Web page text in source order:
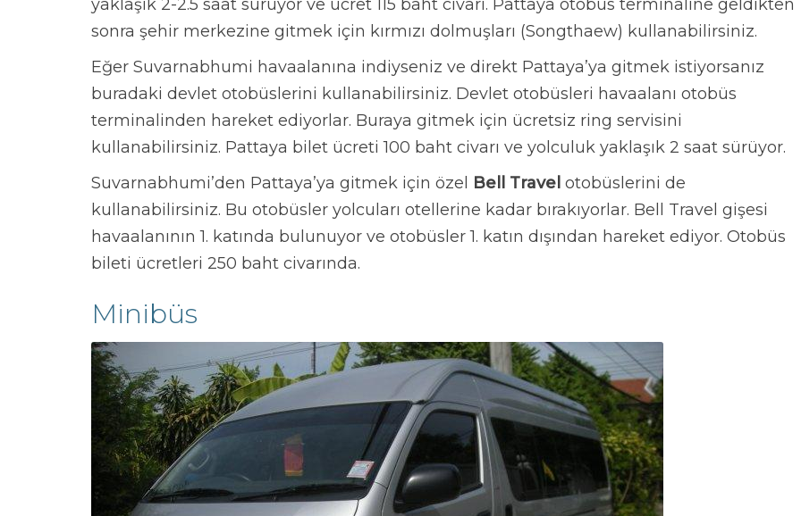
yaklaşık 2-2.5 saat sürüyor ve ücret 115 baht civarı. Pattaya otobüs terminaline geldikten
sonra şehir merkezine gitmek için kırmızı dolmuşları (Songthaew) kullanabilirsiniz.
Eğer Suvarnabhumi havaalanına indiyseniz ve direkt Pattaya’ya gitmek istiyorsanız
buradaki devlet otobüslerini kullanabilirsiniz. Devlet otobüsleri havaalanı otobüs
terminalinden hareket ediyorlar. Buraya gitmek için ücretsiz ring servisini
kullanabilirsiniz. Pattaya bilet ücreti 100 baht civarı ve yolculuk yaklaşık 2 saat sürüyor.
Suvarnabhumi’den Pattaya’ya gitmek için özel Bell Travel otobüslerini de
kullanabilirsiniz. Bu otobüsler yolcuları otellerine kadar bırakıyorlar. Bell Travel gişesi
havaalanının 1. katında bulunuyor ve otobüsler 1. katın dışından hareket ediyor. Otobüs
bileti ücretleri 250 baht civarında.
Minibüs